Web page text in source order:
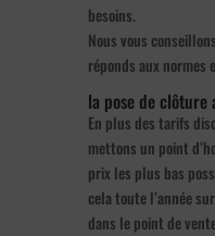
besoins.
Nous vous
réponds aux normes
la pose de
En plus des tarifs
mettons un point
prix les plus bas
cela toute l’année
dans le point de